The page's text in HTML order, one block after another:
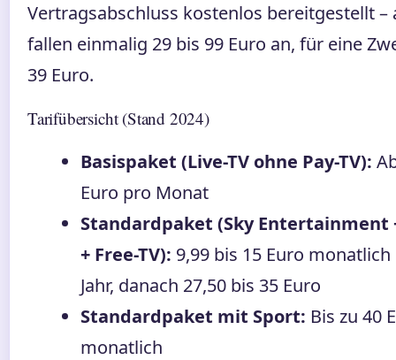
Vertragsabschluss kostenlos bereitgestellt –
fallen einmalig 29 bis 99 Euro an, für eine
39 Euro.
Tarifübersicht (Stand 2024)
Basispaket (Live-TV ohne Pay-TV):
Euro pro Monat
Standardpaket (Sky Entertainment
+ Free-TV): 9,99 bis 15 Euro
Jahr, danach 27,50 bis 35 Euro
Standardpaket mit Sport: Bis zu 40
monatlich